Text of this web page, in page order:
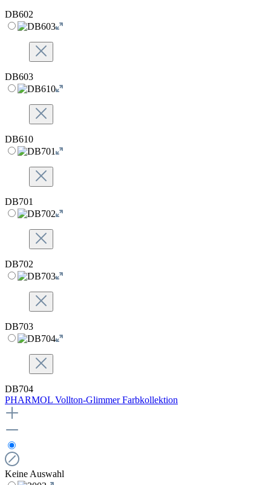
DB602
DB603
DB610
DB701
DB702
DB703
DB704
PHARMOL Vollton-Glimmer Farbkollektion
Keine Auswahl